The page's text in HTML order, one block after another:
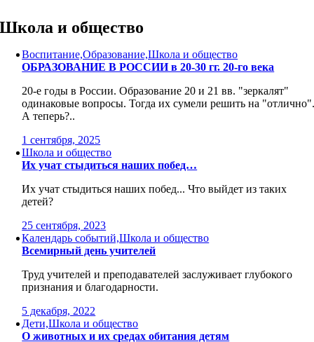
to
content
Школа и общество
Воспитание,Образование,Школа и общество
ОБРАЗОВАНИЕ В РОССИИ в 20-30 гг. 20-го века
20-е годы в России. Образование 20 и 21 вв. "зеркалят"
одинаковые вопросы. Тогда их сумели решить на
А теперь?..
1 сентября, 2025
Школа и общество
Их учат стыдиться наших побед…
Их учат стыдиться наших побед... Что выйдет из таких
детей?
25 сентября, 2023
Календарь событий,Школа и общество
Всемирный день учителей
Труд учителей и преподавателей заслуживает глубокого
признания и благодарности.
5 декабря, 2022
Дети,Школа и общество
О животных и их средах обитания детям